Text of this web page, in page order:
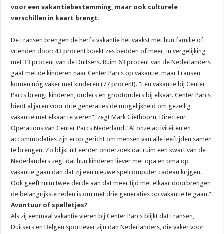
voor een vakantiebestemming, maar ook culturele
verschillen in kaart brengt.
De Fransen brengen de herfstvakantie het vaakst met hun familie of
vrienden door: 43 procent boekt zes bedden of meer, in vergelijking
met 33 procent van de Duitsers. Ruim 63 procent van de Nederlanders
gaat met de kinderen naar Center Parcs op vakantie, maar Fransen
komen nóg vaker met kinderen (77 procent). “Een vakantie bij Center
Parcs brengt kinderen, ouders en grootouders bij elkaar. Center Parcs
biedt al jaren voor drie generaties de mogelijkheid om gezellig
vakantie met elkaar te vieren”, zegt Mark Giethoorn, Directeur
Operations van Center Parcs Nederland. “Al onze activiteiten en
accommodaties zijn erop gericht om mensen van alle leeftijden samen
te brengen. Zo blijkt uit eerder onderzoek dat ruim een kwart van de
Nederlanders zegt dat hun kinderen liever met opa en oma op
vakantie gaan dan dat zij een nieuwe spelcomputer cadeau krijgen.
Ook geeft ruim twee derde aan dat meer tijd met elkaar doorbrengen
de belangrijkste reden is om met drie generaties op vakantie te gaan.”
Avontuur of spelletjes?
Als zij eenmaal vakantie vieren bij Center Parcs blijkt dat Fransen,
Duitsers en Belgen sportiever zijn dan Nederlanders, die vaker voor